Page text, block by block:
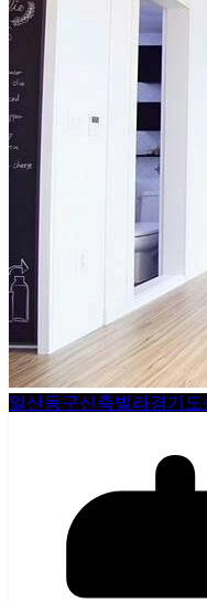
일산동구신축빌라경기